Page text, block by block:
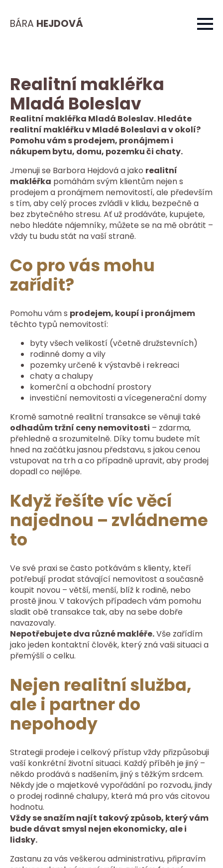
BÁRA HEJDOVÁ
Realitní makléřka
Mladá Boleslav
Realitní makléřka Mladá Boleslav. Hledáte
realitní makléřku v Mladé Boleslavi a v okolí?
Pomohu vám s prodejem, pronájmem i
nákupem bytu, domu, pozemku či chaty.
Jmenuji se Barbora Hejdová a jako realitní
makléřka pomáhám svým klientům nejen s
prodejem a pronájmem nemovitostí, ale především
s tím, aby celý proces zvládli v klidu, bezpečně a
bez zbytečného stresu. Ať už prodáváte, kupujete,
nebo hledáte nájemníky, můžete se na mě obrátit –
vždy tu budu stát na vaší straně.
Co pro vás mohu
zařídit?
Pomohu vám s prodejem, koupí i pronájmem
těchto typů nemovitostí:
byty všech velikostí (včetně družstevních)
rodinné domy a vily
pozemky určené k výstavbě i rekreaci
chaty a chalupy
komerční a obchodní prostory
investiční nemovitosti a vícegenerační domy
Kromě samotné realitní transakce se věnuji také
odhadům tržní ceny nemovitosti – zdarma,
přehledně a srozumitelně. Díky tomu budete mít
hned na začátku jasnou představu, s jakou cenou
vstupovat na trh a co případně upravit, aby prodej
dopadl co nejlépe.
Když řešíte víc věcí
najednou – zvládneme
to
Ve své praxi se často potkávám s klienty, kteří
potřebují prodat stávající nemovitost a současně
koupit novou – větší, menší, blíž k rodině, nebo
prostě jinou. V takových případech vám pomohu
sladit obě transakce tak, aby na sebe dobře
navazovaly.
Nepotřebujete dva různé makléře.Vše zařídím
jako jeden kontaktní člověk, který zná vaši situaci a
přemýšlí o celku.
Nejen realitní služba,
ale i partner do
nepohody
Strategii prodeje i celkový přístup vždy přizpůsobuji
vaší konkrétní životní situaci. Každý příběh je jiný –
někdo prodává s nadšením, jiný s těžkým srdcem.
Někdy jde o majetkové vypořádání po rozvodu, jindy
o prodej rodinné chalupy, která má pro vás citovou
hodnotu.
Vždy se snažím najít takový způsob, který vám
bude dávat smysl nejen ekonomicky, ale i
lidsky.
Zastanu za vás veškerou administrativu, připravím